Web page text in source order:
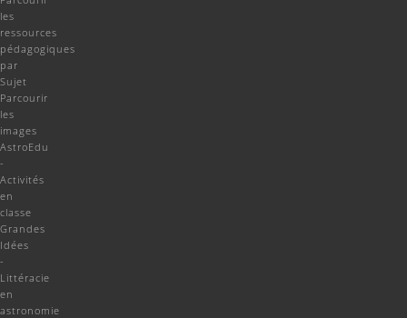
les
ressources
pédagogiques
par
Sujet
Parcourir
les
images
AstroEdu
-
Activités
en
classe
Grandes
Idées
-
Littéracie
en
astronomie